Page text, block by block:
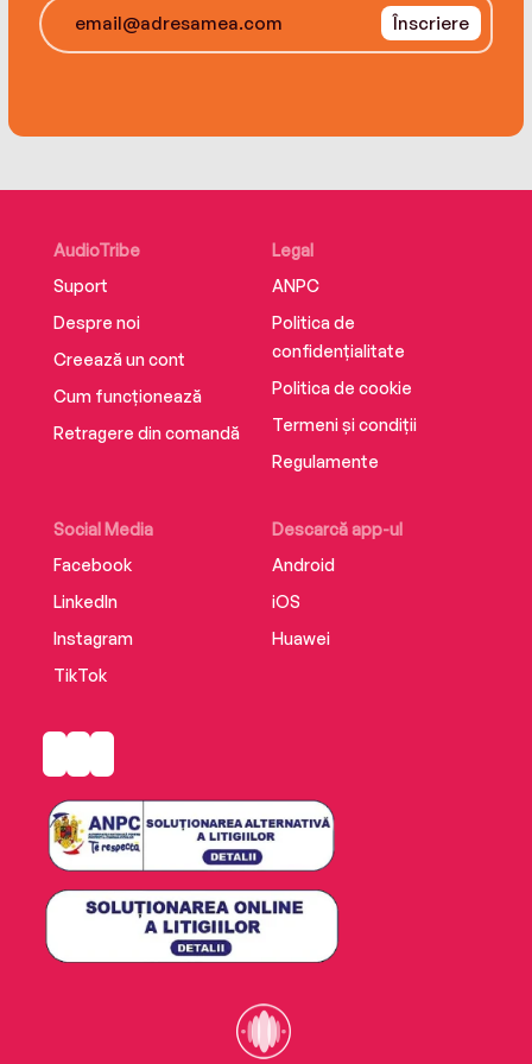
Înscriere
AudioTribe
Suport
Despre noi
Creează un cont
Cum funcționează
Retragere din comandă
Social Media
Facebook
LinkedIn
Instagram
TikTok
Descarcă app-ul
Android
iOS
Huawei
Legal
ANPC
Politica de
confidențialitate
Politica de cookie
Termeni și condiții
Regulamente